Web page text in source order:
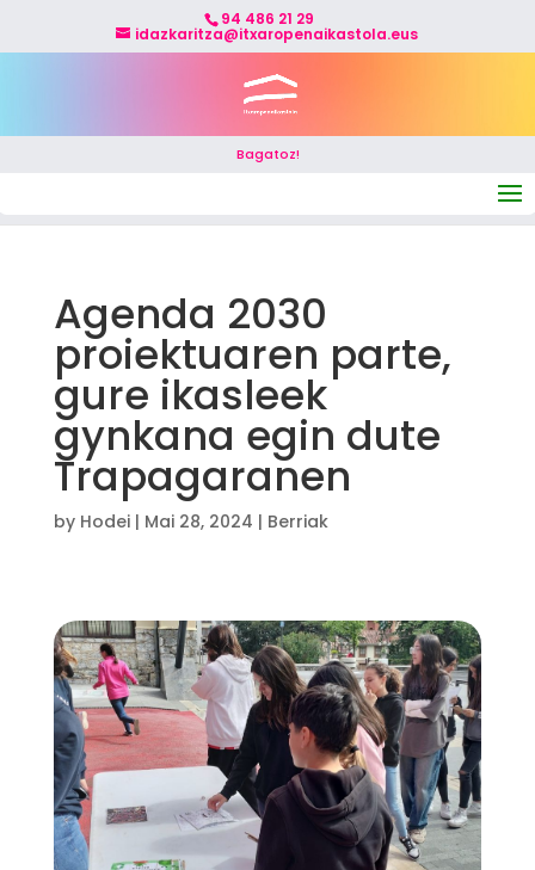
94 486 21 29
idazkaritza@itxaropenaikastola.eus
Bagatoz!
Agenda 2030
proiektuaren parte,
gure ikasleek
gynkana egin dute
Trapagaranen
by Hodei| Mai 28, 2024 | Berriak